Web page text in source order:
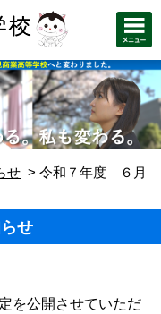
せ
令和７年度 ６月
せ
を公開させていただ